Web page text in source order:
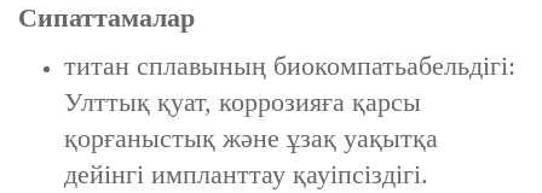
Сипаттамалар
титан сплавының биокомпатьабельдігі:
Улттық қуат, коррозияға қарсы
қорғаныстық және ұзақ уақытқа
дейінгі импланттау қауіпсіздігі.